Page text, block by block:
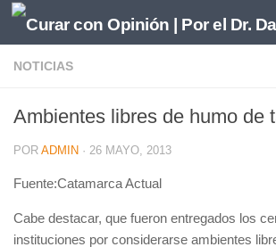
Saltar al contenido
NOTICIAS
Ambientes libres de humo de
POR ADMIN · 26 MAYO, 2013
Fuente:Catamarca Actual
Cabe destacar, que fueron entregados los
instituciones por considerarse ambientes